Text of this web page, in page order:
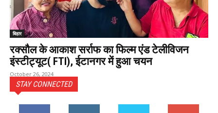
बिहार
रक्सौल के आकाश सर्राफ का फिल्म एंड टेलीविजन
इंस्टीट्यूट( FTI), ईटानगर में हुआ चयन
October 26, 2024
STAY CONNECTED